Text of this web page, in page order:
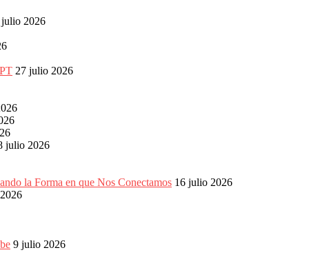
2026
27 julio 2026
julio 2026
la Forma en que Nos Conectamos 16 julio 2026
9 julio 2026